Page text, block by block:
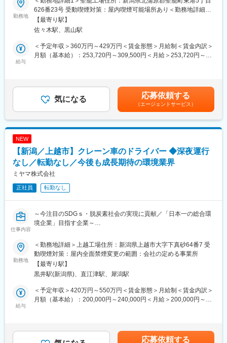
・既存商品のPR
・見積書作成 など
■担当顧客
学校や病院、福祉施設など、新潟県内の法人顧客を担当し、主に
栄養士の方へ定期訪問・商品提案をしていただきます。
新潟県下越、上越エリア、中越の一部エリア（社用車使用）
がら目標に向かう風土があります。結果だけでなく、「どのよう
の成長を振り返ることができます。一人ひとりに寄り添いながら
成長をサポートしていく環境です。
■当ポジションについて
東証スタンダード上場、国内トップクラスの食品メーカーである
サトウ食品株式会社。「サトウのごはん」でおなじみの当社で
は、地域に根ざして長く働ける地域限定正社員を募集していま
す。大手企業ならではの安定した経営基盤と、充実した福利厚
生・教育体制が整っており、未経験からでも安心して製造職にチ
ャレンジできる環境です。
夜勤を含む3交替制勤務ですが、深夜手当などが充実しており、日
勤のみより安定した収入が見込めます。平日昼間に自由な時間を
確保しやすく、通院や買い物などもスムーズ。シフトは事前に確
・残業ほぼなし。シフト制でオン・オフの切り替えがしやすい
■業務内容
無菌包装米飯業界最大手である当社にて、餅搗（もちつき）・包
装・外装などの製造工程を担当していただきます。無菌化された
【具体的な業務内容】
・圧延餅の切断機への投入作業
・使用機器、製造ラインの清掃作業
・商品および製造工程の管理
・原材料や製品などの重量物搬入
・製造設備の点検、簡単な整備作業
※建物の改変を伴う作業はありません
・入社2日目：現場にて先輩社員と一緒に作業を行うOJT研修を実
勤務地
626番23号 受動喫煙対策：屋内喫煙可能場所あり＜勤務地詳細2
＞東港工場住所：新潟県北蒲原郡聖籠町東港3丁目78番1号 受動喫
煙対策：屋内喫煙可能場所あり変更の範囲：会社の定める事業所
【最寄り駅】
佐々木駅、黒山駅
給与
＜予定年収＞360万円～429万円＜賃金形態＞月給制＜賃金内訳＞
月額（基本給）：253,720円～309,500円＜月給＞253,720円～
す。月給(月額)は固定手当を含めた表記です。
気になる 応募依頼する
（エージェントサービス）
NEW
【新潟／上越市】クレーン車のドライバー ◆深夜運行
なし／転勤なし／今後も成長期待の環境業界
ミヤマ株式会社
正社員 転勤なし
仕事内容
～今注目のSDGｓ・脱炭素社会の実現に貢献／「日本一の総合環
境企業」目指す企業～
■仕事内容：
大型トラックによる産業廃棄物の収集運搬の業務です。
適正な運行計画、機器による運行管理で、安全対策、労務管理に
力を入れています。
■職務詳細：
◆車両種類は当社が保有するタンクローリー車となります。
（FRP、SUS車など複数車両あり）担当する車両はスキル・ご経
る廃液・容器入り廃棄物等が中心で、自社工場までの運搬等業務
となります。
勤務地
＜勤務地詳細＞上越工場住所：新潟県上越市大字下真砂64番7 受
動喫煙対策：屋内全面禁煙変更の範囲：会社の定める事業所
【最寄り駅】
黒井駅(新潟県)、直江津駅、犀潟駅
給与
＜予定年収＞420万円～550万円＜賃金形態＞月給制＜賃金内訳＞
月額（基本給）：200,000円～240,000円＜月給＞200,000円～
０日） 時間外休日労働：約６５,０００円～７９,０００円 （月
応募依頼する